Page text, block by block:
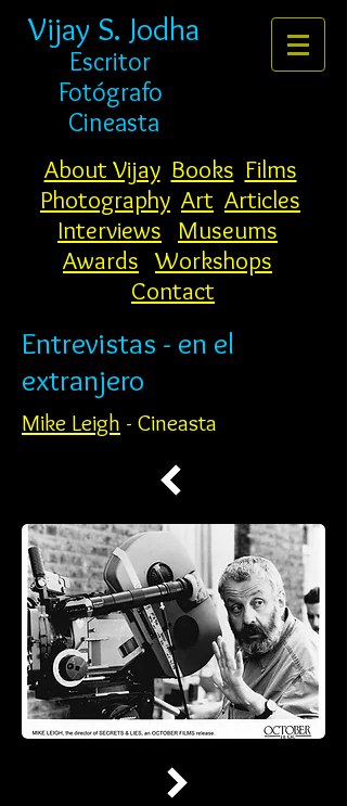
Vijay S. Jodha
Escritor
Fotógrafo
Cineasta
About Vijay Books Films
Photography Art Articles
Interviews
Museums
Awards Workshops
Contact
Entrevistas - en el
extranjero
Mike Leigh - Cineasta